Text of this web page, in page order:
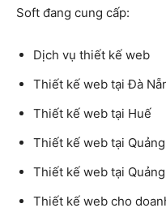
Soft đang cung cấp:
Dịch vụ thiết kế web
Thiết kế web tại Đà
Thiết kế web tại Huế
Thiết kế web tại
Thiết kế web tại
Thiết kế web cho